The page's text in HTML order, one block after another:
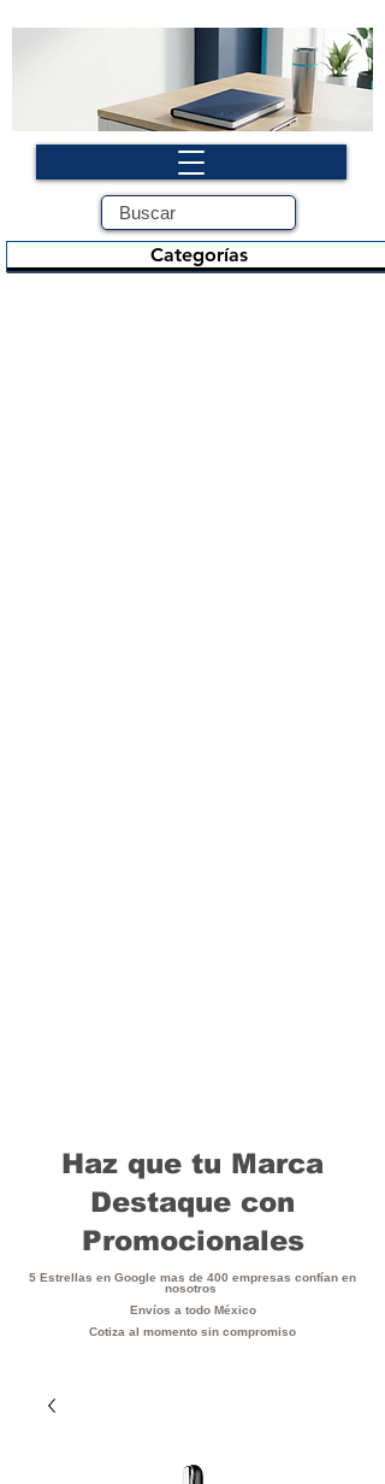
Categorías
5 Estrellas en Google mas de 400 empresas confían en
nosotros
Envíos a todo México
Cotiza al momento sin compromiso
Haz que tu Marca
Destaque con
Promocionales